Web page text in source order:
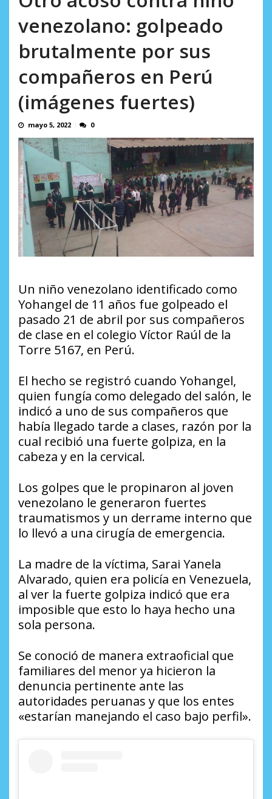
venezolano: golpeado
brutalmente por sus
compañeros en Perú
(imágenes fuertes)
mayo 5, 2022 0
Un niño venezolano identificado como
Yohangel de 11 años fue golpeado el
pasado 21 de abril por sus compañeros
de clase en el colegio Víctor Raúl de la
Torre 5167, en Perú.
El hecho se registró cuando Yohangel,
quien fungía como delegado del salón, le
indicó a uno de sus compañeros que
había llegado tarde a clases, razón por la
cual recibió una fuerte golpiza, en la
cabeza y en la cervical.
Los golpes que le propinaron al joven
venezolano le generaron fuertes
traumatismos y un derrame interno que
lo llevó a una cirugía de emergencia.
La madre de la víctima, Sarai Yanela
Alvarado, quien era policía en Venezuela,
al ver la fuerte golpiza indicó que era
imposible que esto lo haya hecho una
sola persona.
Se conoció de manera extraoficial que
familiares del menor ya hicieron la
denuncia pertinente ante las
autoridades peruanas y que los entes
«estarían manejando el caso bajo perfil».